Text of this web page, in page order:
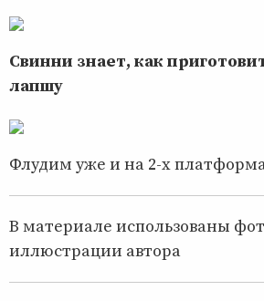
Свинни знает, как
лапшу
Флудим уже и на 2-х
В материале использованы
иллюстрации автора